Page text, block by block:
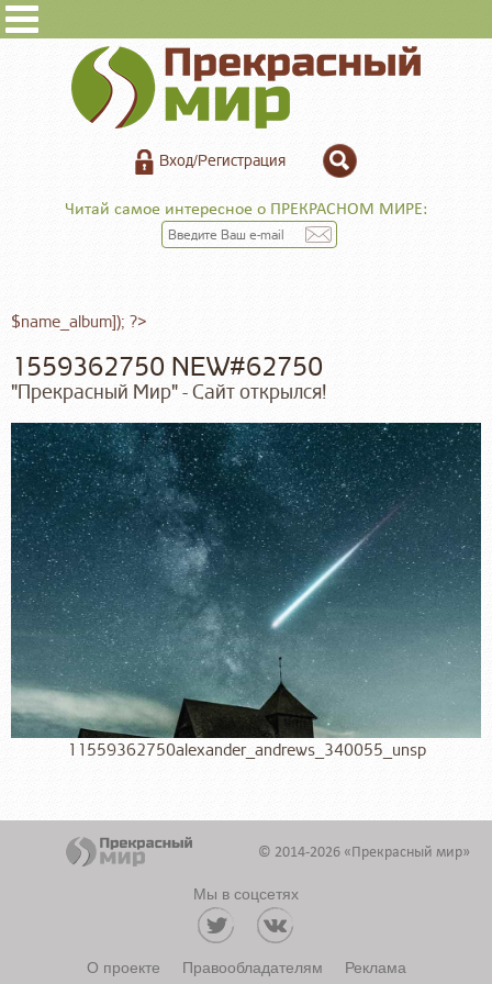
Вход/Регистрация
Читай самое интересное о ПРЕКРАСНОМ МИРЕ:
$name_album]); ?>
1559362750 NEW#62750
"Прекрасный Мир" - Сайт открылся!
11559362750alexander_andrews_340055_unsp
© 2014-2026 «Прекрасный мир»
Мы в соцсетях
О проекте Правообладателям Реклама